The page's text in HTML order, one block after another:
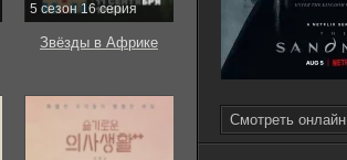
Смотреть онлайн
5 сезон 16 серия
Звёзды в Африке